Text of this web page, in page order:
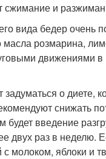
и
вида бедер очень
масла розмарина,
движениями в
о диете,
снижать
введение
двух раз в неделю.
молоком, яблоки и